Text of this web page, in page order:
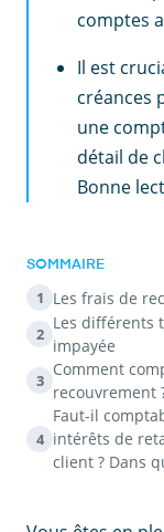
comptes
Il est
créances
une
détail de
Bonne
SOMMAIRE
1 Les frais de
2
Les différents
impayée
3
Comment
recouvrement
4
Faut-il
intérêts de
client ? Dans